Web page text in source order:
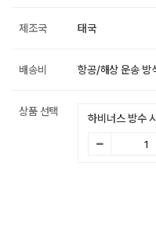
제조국 태국
배송비 항공/해상 운송 방
상품 선택
하비너스 방